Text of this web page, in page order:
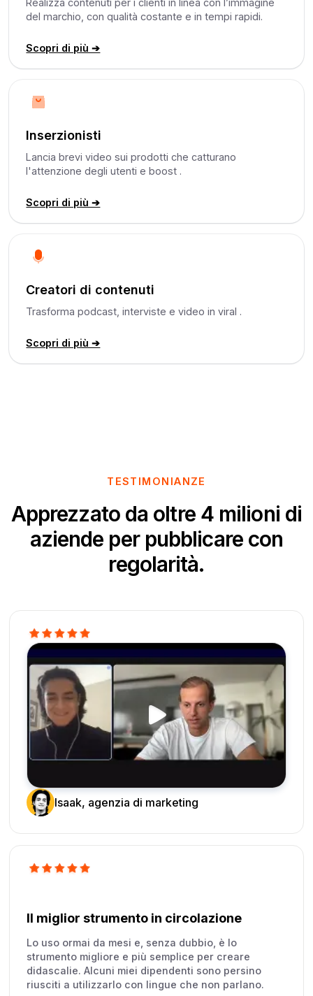
Realizza contenuti per i clienti in linea con l’immagine
del marchio, con qualità costante e in tempi rapidi.
Scopri di più ➔
Inserzionisti
Lancia brevi video sui prodotti che catturano
l'attenzione degli utenti e boost .
Scopri di più ➔
Creatori di contenuti
Trasforma podcast, interviste e video in viral .
Scopri di più ➔
TESTIMONIANZE
Apprezzato da oltre 4 milioni di
aziende per pubblicare con
regolarità.
Isaak, agenzia di marketing
Il miglior strumento in circolazione
Lo uso ormai da mesi e, senza dubbio, è lo
strumento migliore e più semplice per creare
didascalie. Alcuni miei dipendenti sono persino
riusciti a utilizzarlo con lingue che non parlano.